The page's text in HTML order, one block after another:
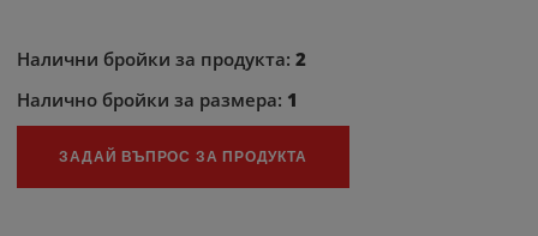
Налични бройки за продукта:2
Налично бройки за размера: 1
ЗАДАЙ ВЪПРОС ЗА ПРОДУКТА